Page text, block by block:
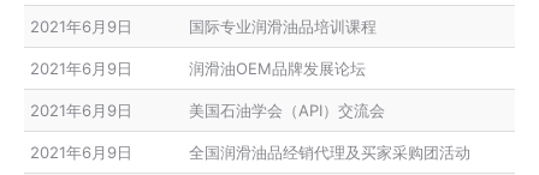
2021年6月9日 国际专业润滑油品培训课程
2021年6月9日 润滑油OEM品牌发展论坛
2021年6月9日 美国石油学会（API）交流会
2021年6月9日 全国润滑油品经销代理及买家采购团活动